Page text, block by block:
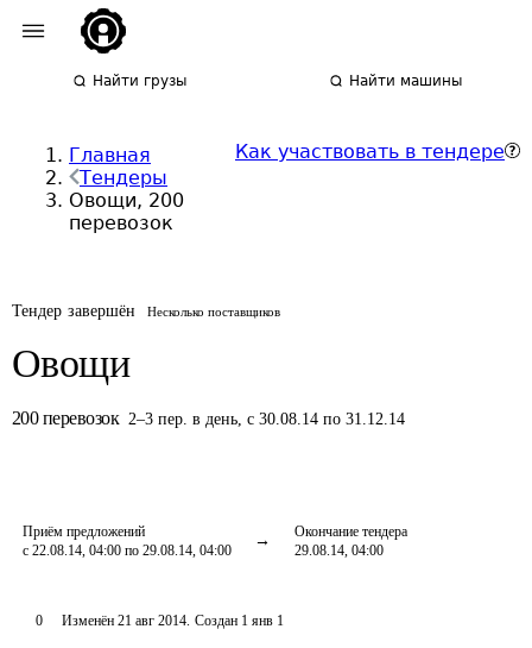
Найти грузы Найти машины
Главная
Тендеры
Овощи, 200
перевозок
Как участвовать в тендере
Тендер завершён Несколько поставщиков
Овощи
200 перевозок 2–3 пер. в день,с 30.08.14 по 31.12.14
Приём предложений
с 22.08.14, 04:00 по 29.08.14, 04:00
Окончание тендера
29.08.14, 04:00
0 Изменён 21 авг 2014. Создан 1 янв 1